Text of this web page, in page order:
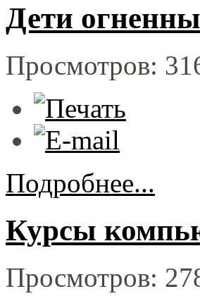
Дети
Просмотров:
Подробнее...
Курсы
Просмотров: